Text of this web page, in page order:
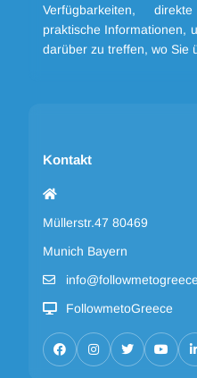
Verfügbarkeiten,
praktische Informationen,
darüber zu treffen, wo Sie
Kontakt
Müllerstr.47 80469
Munich Bayern
FollowmetoGreece